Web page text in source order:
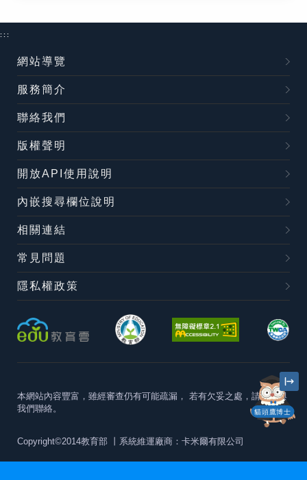
貓頭鷹博士
:::
網站導覽
服務簡介
聯絡我們
版權聲明
開放API使用說明
內嵌搜尋欄位說明
相關連結
常見問題
隱私權政策
本網站內容豐富，雖經審查仍有可能疏漏， 若有欠妥之處，請隨時與
我們聯絡。
Copyright©2014教育部 丨系統維運廠商：卡米爾有限公司